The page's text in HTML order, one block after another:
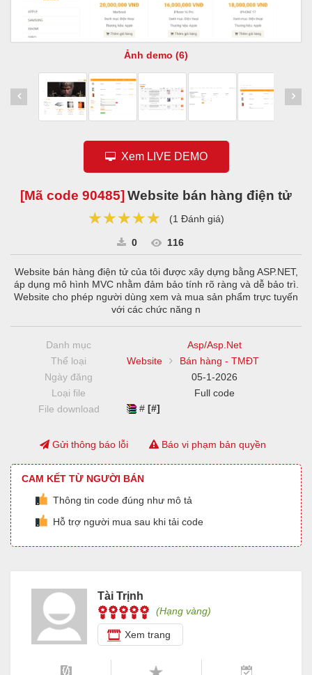
Ảnh demo (6)
Xem LIVE DEMO
[Mã code 90485] Website bán hàng điện tử
★★★★★
★★★★★
★★★★★ (1 Đánh giá)
0 116
Website bán hàng điện tử của tôi được xây dựng bằng ASP.NET,
áp dụng mô hình MVC nhằm đảm bảo tính rõ ràng và dễ bảo trì.
Website cho phép người dùng xem và mua sản phẩm trực tuyến
với các chức năng n
Danh mục
Asp/Asp.Net
Thể loại
Website
Bán hàng - TMĐT
Ngày đăng
05-1-2026
Loại file
Full code
File download
#[#]
Gửi thông báo lỗi Báo vi phạm bản quyền
CAM KẾT TỪ NGƯỜI BÁN
Thông tin code đúng như mô tả
Hỗ trợ người mua sau khi tải code
Tài Trịnh
(Hạng vàng)
Xem trang